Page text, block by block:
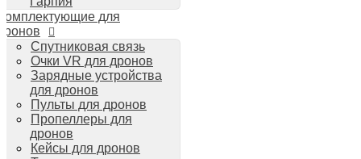
DJI Osmo Action 3
DJI Osmo Pocket 3
Стабилизаторы
DJI Osmo Mobile 6
DJI RS 3 Pro
для
Спутниковая связь
Очки VR для дронов
Зарядные устройства
для дронов
Пульты для дронов
Пропеллеры для
дронов
Кейсы для дронов